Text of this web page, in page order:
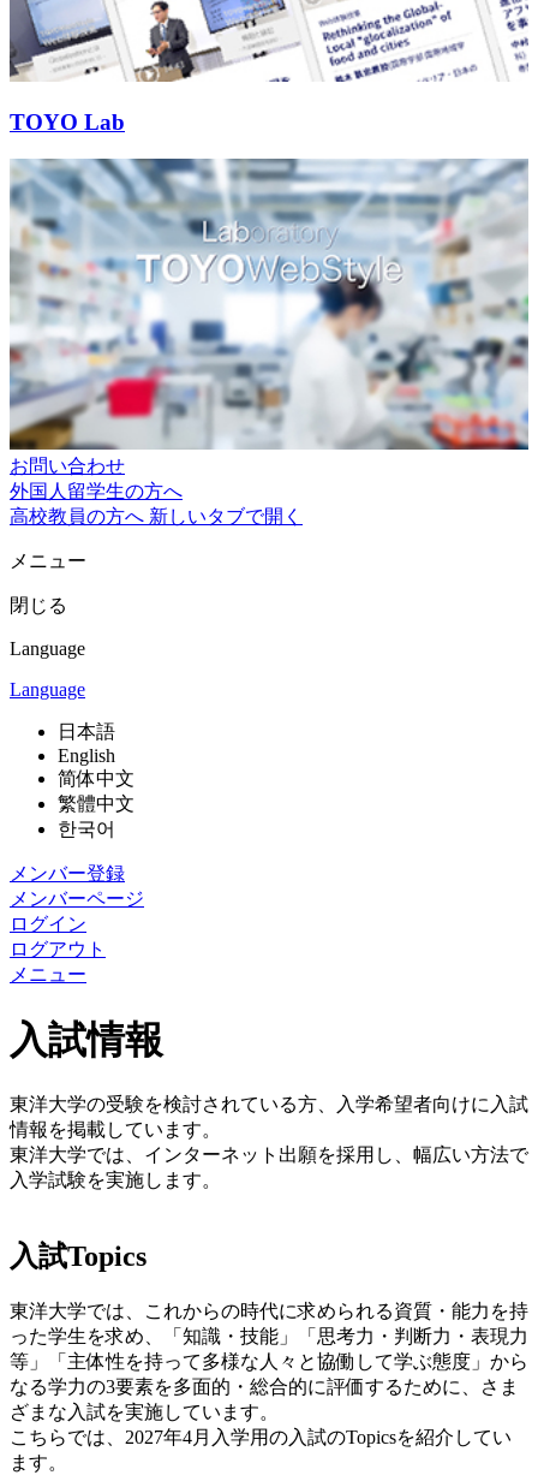
TOYO Lab
お問い合わせ
外国人留学生の方へ
高校教員の方へ 新しいタブで開く
メニュー
閉じる
Language
Language
日本語
English
简体中文
繁體中文
한국어
メンバー登録
メンバーページ
ログイン
ログアウト
メニュー
入試情報
東洋大学の受験を検討されている方、入学希望者向けに入試
情報を掲載しています。
東洋大学では、インターネット出願を採用し、幅広い方法で
入学試験を実施します。
入試Topics
東洋大学では、これからの時代に求められる資質・能力を持
った学生を求め、「知識・技能」「思考力・判断力・表現力
等」「主体性を持って多様な人々と協働して学ぶ態度」から
なる学力の3要素を多面的・総合的に評価するために、さま
ざまな入試を実施しています。
こちらでは、2027年4月入学用の入試のTopicsを紹介してい
ます。